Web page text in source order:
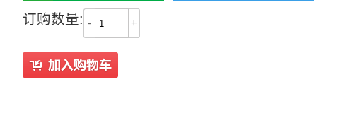
订购数量: - +